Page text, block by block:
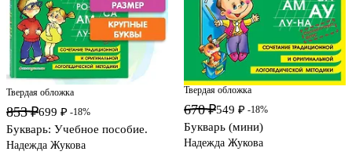
Твердая обложка
853 ₽699 ₽ -18%
Букварь: Учебное пособие.
Надежда Жукова
Твердая обложка
670 ₽549 ₽ -18%
Букварь (мини)
Надежда Жукова